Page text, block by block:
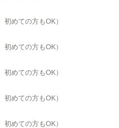
めての方もOK）
めての方もOK）
めての方もOK）
めての方もOK）
めての方もOK）